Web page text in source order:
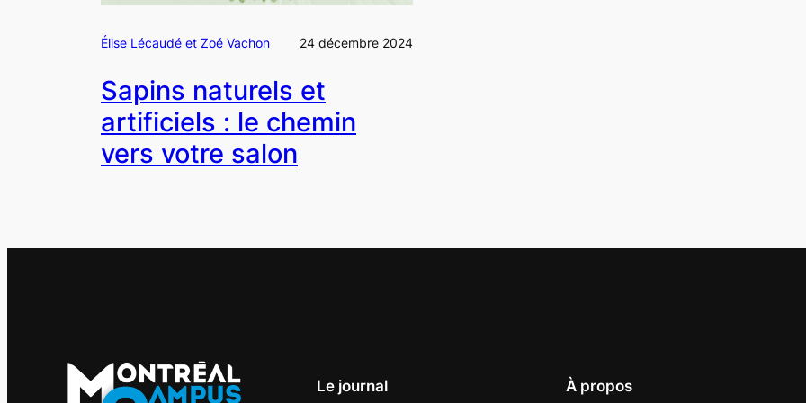
Élise Lécaudé et Zoé Vachon 24 décembre 2024
Sapins naturels et
artificiels : le chemin
vers votre salon
Le journal À propos